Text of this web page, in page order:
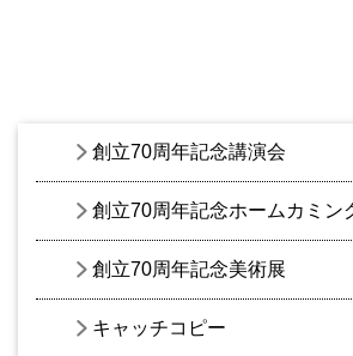
創立70周年記念講演会
創立70周年記念ホームカミン
創立70周年記念美術展
キャッチコピー